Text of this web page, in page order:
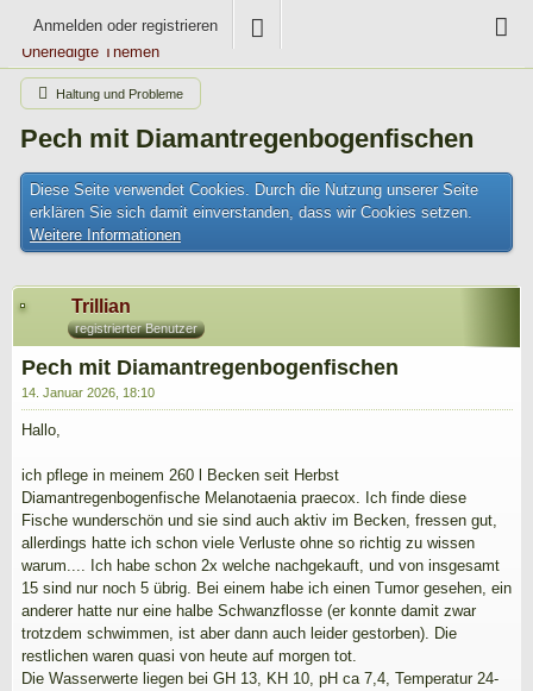
Anmelden oder registrieren
Unerledigte Themen
Haltung und Probleme
Pech mit Diamantregenbogenfischen
Diese Seite verwendet Cookies. Durch die Nutzung unserer Seite
erklären Sie sich damit einverstanden, dass wir Cookies setzen.
Weitere Informationen
Trillian
registrierter Benutzer
Pech mit Diamantregenbogenfischen
14. Januar 2026, 18:10
Hallo,
ich pflege in meinem 260 l Becken seit Herbst
Diamantregenbogenfische Melanotaenia praecox. Ich finde diese
Fische wunderschön und sie sind auch aktiv im Becken, fressen gut,
allerdings hatte ich schon viele Verluste ohne so richtig zu wissen
warum.... Ich habe schon 2x welche nachgekauft, und von insgesamt
15 sind nur noch 5 übrig. Bei einem habe ich einen Tumor gesehen, ein
anderer hatte nur eine halbe Schwanzflosse (er konnte damit zwar
trotzdem schwimmen, ist aber dann auch leider gestorben). Die
restlichen waren quasi von heute auf morgen tot.
Die Wasserwerte liegen bei GH 13, KH 10, pH ca 7,4, Temperatur 24-